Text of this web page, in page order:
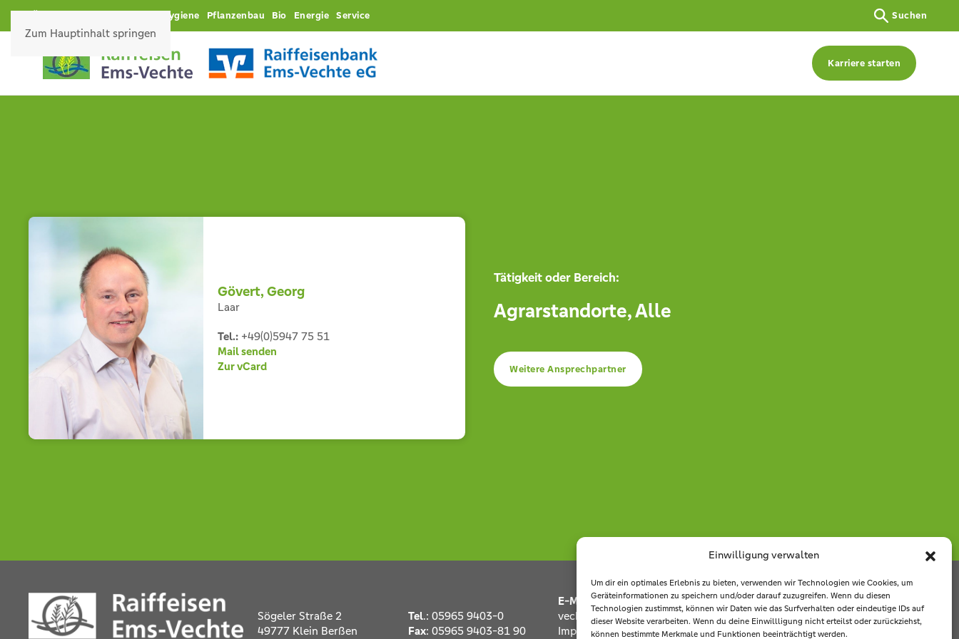
Einwilligung verwalten
Um dir ein optimales Erlebnis zu bieten, verwenden wir Technologien wie Cookies, um
Geräteinformationen zu speichern und/oder darauf zuzugreifen. Wenn du diesen
Technologien zustimmst, können wir Daten wie das Surfverhalten oder eindeutige IDs auf
dieser Website verarbeiten. Wenn du deine Einwillligung nicht erteilst oder zurückziehst,
können bestimmte Merkmale und Funktionen beeinträchtigt werden.
Zum Hauptinhalt springen
Hygiene Pflanzenbau Bio Energie Service Suchen
Karriere starten
Tätigkeit oder Bereich:
Agrarstandorte,Alle
Weitere Ansprechpartner
Gövert, Georg
Laar
Tel.:+49(0)5947 75 51
Mail senden
Zur vCard
Sögeler Straße 2
49777 Klein Berßen
Tel.: 05965 9403-0
Fax: 05965 9403-81 90
E-Mail:info@ems-
vechte.de
Impressum| Datenschutz|
Copyright © Raiffeisenbank
Ems-Vechte eG 2025